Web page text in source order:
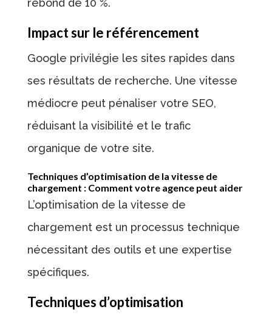
rebond de 10 %.
Impact sur le référencement
Google privilégie les sites rapides dans
ses résultats de recherche. Une vitesse
médiocre peut pénaliser votre SEO,
réduisant la visibilité et le trafic
organique de votre site.
Techniques d’optimisation de la vitesse de
chargement : Comment votre agence peut aider
L’optimisation de la vitesse de
chargement est un processus technique
nécessitant des outils et une expertise
spécifiques.
Techniques d’optimisation